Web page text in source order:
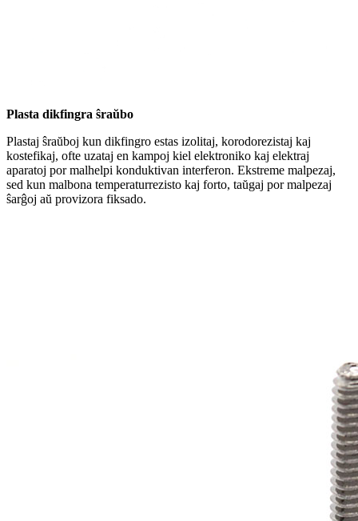
Plasta dikfingra ŝraŭbo
Plastaj ŝraŭboj kun dikfingro estas izolitaj, korodorezistaj kaj
kostefikaj, ofte uzataj en kampoj kiel elektroniko kaj elektraj
aparatoj por malhelpi konduktivan interferon. Ekstreme malpezaj,
sed kun malbona temperaturrezisto kaj forto, taŭgaj por malpezaj
ŝarĝoj aŭ provizora fiksado.